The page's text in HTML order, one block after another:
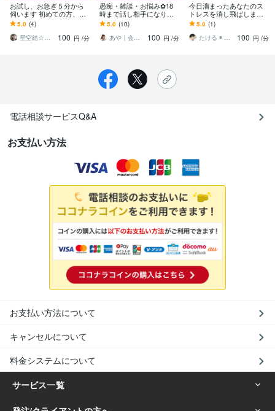
お試し、お急ぎ５分から
伺います 初めての方、出
勤時や仕事の合間などの
隙間時間に
5.0 (4)
星空結☆電話占い師のまったり相談室
100 円 /分
愚痴・雑談・お悩み✿18
時まで話し相手になりま
す 人間関係/投資/仕事/政
治/陰謀論/不倫/サクセスス
トーリー
5.0 (10)
あや｜会社員×悩み相談_二刀流メガネ女子
100 円 /分
今日溜まったあなたのス
トレスを消し飛ばします
おしゃべりで心のもやも
や解消！年齢や世代を超
えてお話しします
5.0 (1)
たける ◉ お話し聞きます
100 円 /分
電話相談サービスQ&A
お支払い方法
お支払い方法について
キャンセルについて
料金システムについて